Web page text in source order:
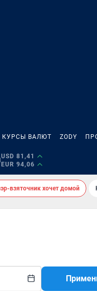
КУРСЫ ВАЛЮТ ZODY
USD 81,41
EUR 94,06
взяточник хочет домой